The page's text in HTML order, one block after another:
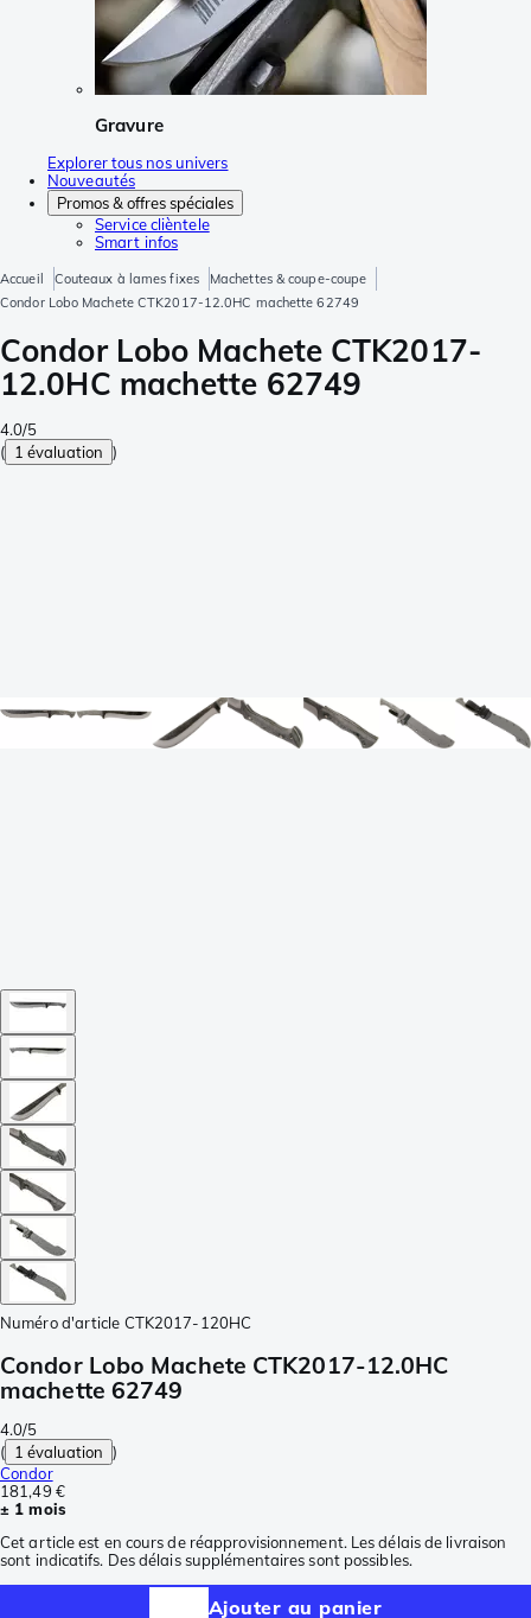
Gravure
Explorer tous nos univers
Nouveautés
Promos & offres spéciales
Service clièntele
Smart infos
Accueil Couteaux à lames fixes
Machettes & coupe-coupe
Condor Lobo Machete CTK2017-12.0HC machette 62749
Condor Lobo Machete CTK2017-
12.0HC machette 62749
4.0/5
( 1 évaluation )
Numéro d'article CTK2017-120HC
Condor Lobo Machete CTK2017-12.0HC
machette 62749
4.0/5
( 1 évaluation )
Condor
181,49 €
± 1 mois
Cet article est en cours de réapprovisionnement. Les délais de livraison
sont indicatifs. Des délais supplémentaires sont possibles.
Ajouter au panier